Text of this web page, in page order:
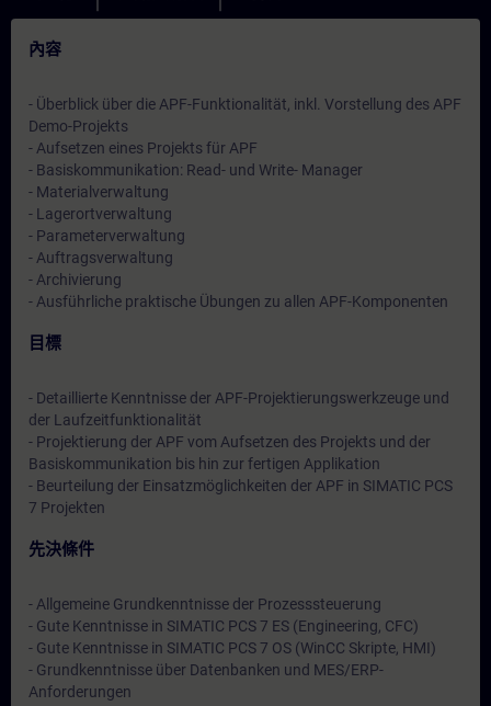
內容
- Überblick über die APF-Funktionalität, inkl. Vorstellung des APF
Demo-Projekts
- Aufsetzen eines Projekts für APF
- Basiskommunikation: Read- und Write- Manager
- Materialverwaltung
- Lagerortverwaltung
- Parameterverwaltung
- Auftragsverwaltung
- Archivierung
- Ausführliche praktische Übungen zu allen APF-Komponenten
目標
- Detaillierte Kenntnisse der APF-Projektierungswerkzeuge und
der Laufzeitfunktionalität
- Projektierung der APF vom Aufsetzen des Projekts und der
Basiskommunikation bis hin zur fertigen Applikation
- Beurteilung der Einsatzmöglichkeiten der APF in SIMATIC PCS
7 Projekten
先決條件
- Allgemeine Grundkenntnisse der Prozesssteuerung
- Gute Kenntnisse in SIMATIC PCS 7 ES (Engineering, CFC)
- Gute Kenntnisse in SIMATIC PCS 7 OS (WinCC Skripte, HMI)
- Grundkenntnisse über Datenbanken und MES/ERP-
Anforderungen